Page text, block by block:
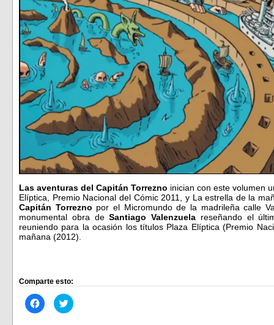
Las aventuras del Capitán Torrezno inician con este volumen
Elíptica, Premio Nacional del Cómic 2011, y La estrella de la
Capitán Torrezno por el Micromundo de la madrileña calle
monumental obra deSantiago Valenzuela reseñando el
reuniendo para la ocasión los títulos Plaza Elíptica (Premio
mañana (2012).
Comparte esto:
Haz
clic
Haz
clic